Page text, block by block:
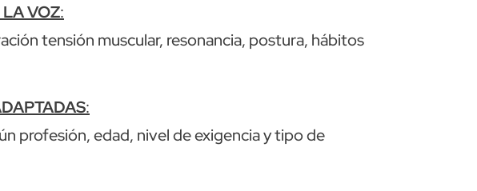
VOZ:
tensión muscular, resonancia, postura, hábitos
:
profesión, edad, nivel de exigencia y tipo de